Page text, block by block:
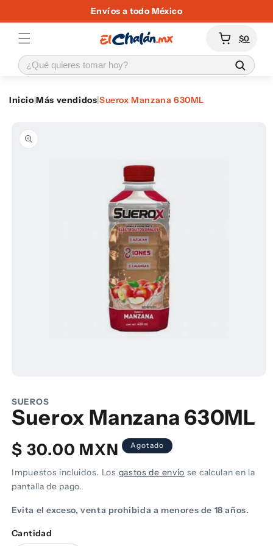
al contenido
Envíos a todo México
Carrito$0
Inicio|Más vendidos |Suerox Manzana 630ML
información
multimedia
1
en
una
modal
SUEROS
Suerox Manzana 630ML
Precio
habitual
$ 30.00 MXN Agotado
Impuestos incluidos. Los gastos de envío se calculan en la
pantalla de pago.
Evita el exceso, venta prohibida a menores de 18 años.
Cantidad
Cantidad